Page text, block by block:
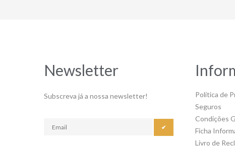
Newsletter
Subscreva já a nossa newsletter!
✔
Política de
Seguros
Condições
Ficha
Livro de